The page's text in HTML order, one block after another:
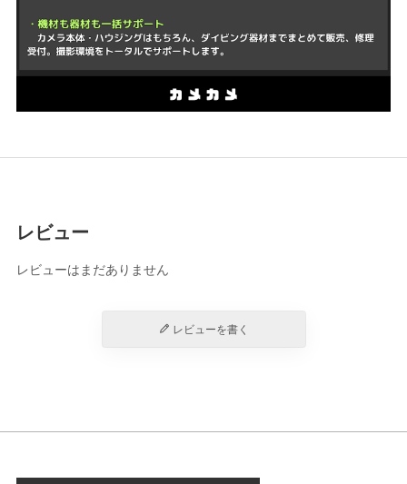
レビュー
レビューはまだありません
レビューを書く